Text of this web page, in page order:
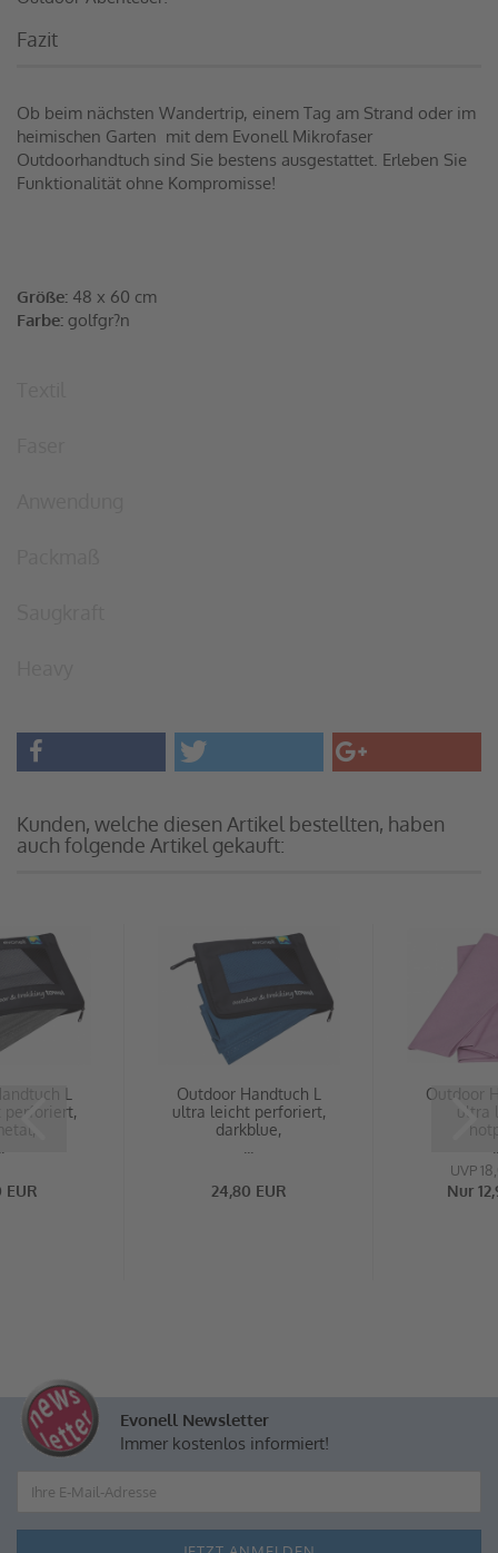
Fazit
Ob beim nächsten Wandertrip, einem Tag am Strand oder im
heimischen Garten  mit dem Evonell Mikrofaser
Outdoorhandtuch sind Sie bestens ausgestattet. Erleben Sie
Funktionalität ohne Kompromisse!
Größe: 48 x 60 cm
Farbe: golfgr?n
Kunden, welche diesen Artikel bestellten, haben
auch folgende Artikel gekauft:
L
EUR
Outdoor Handtuch L
ultra leicht perforiert,
darkblue,
24,80 EUR
Outdoor
ultra
UVP
Nur
Evonell Newsletter
Immer kostenlos informiert!